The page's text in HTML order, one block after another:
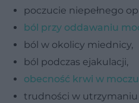
poczucie niepełnego
ból przy oddawaniu
ból w okolicy miednicy,
ból podczas ejakulacji,
obecność krwi w moczu
trudności w utrzymaniu